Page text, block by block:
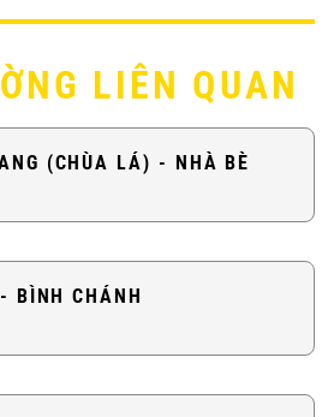
LIÊN QUAN
(CHÙA LÁ) - NHÀ BÈ
BÌNH CHÁNH